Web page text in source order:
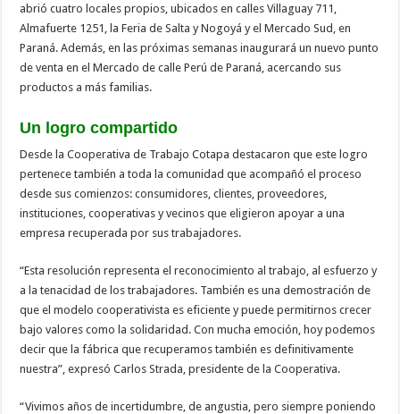
abrió cuatro locales propios, ubicados en calles Villaguay 711,
Almafuerte 1251, la Feria de Salta y Nogoyá y el Mercado Sud, en
Paraná. Además, en las próximas semanas inaugurará un nuevo punto
de venta en el Mercado de calle Perú de Paraná, acercando sus
productos a más familias.
Un logro compartido
Desde la Cooperativa de Trabajo Cotapa destacaron que este logro
pertenece también a toda la comunidad que acompañó el proceso
desde sus comienzos: consumidores, clientes, proveedores,
instituciones, cooperativas y vecinos que eligieron apoyar a una
empresa recuperada por sus trabajadores.
“Esta resolución representa el reconocimiento al trabajo, al esfuerzo y
a la tenacidad de los trabajadores. También es una demostración de
que el modelo cooperativista es eficiente y puede permitirnos crecer
bajo valores como la solidaridad. Con mucha emoción, hoy podemos
decir que la fábrica que recuperamos también es definitivamente
nuestra”, expresó Carlos Strada, presidente de la Cooperativa.
“Vivimos años de incertidumbre, de angustia, pero siempre poniendo